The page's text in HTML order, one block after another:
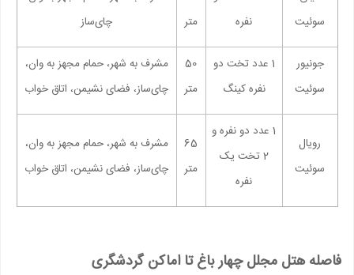
سوئیت
نفره
متر
چای‌ساز
جونیور
سوئیت
1 عدد تخت دو
نفره کینگ
50
متر
مشرف به شهر، حمام مجهز به وان،
چای‌ساز، فضای نشیمن، اتاق خواب
رویال
سوئیت
1 عدد دو نفره و
2 تخت یک
نفره
65
متر
مشرف به شهر، حمام مجهز به وان،
چای‌ساز، فضای نشیمن، اتاق خواب
فاصله هتل مجلل چهار باغ تا اماکن گردشگری